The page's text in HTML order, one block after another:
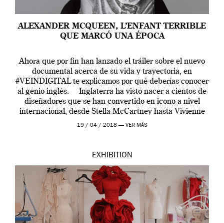
ALEXANDER MCQUEEN, L’ENFANT TERRIBLE
QUE MARCÓ UNA ÉPOCA
Ahora que por fin han lanzado el tráiler sobre el nuevo
documental acerca de su vida y trayectoria, en
#VEINDIGITAL te explicamos por qué deberías conocer
al genio inglés. Inglaterra ha visto nacer a cientos de
diseñadores que se han convertido en icono a nivel
internacional, desde Stella McCartney hasta Vivienne
Westwood pasando […]
19 / 04 / 2018 — VER MÁS
EXHIBITION